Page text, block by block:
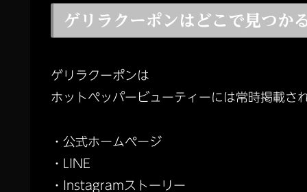
ゲリラクーポンはどこで見つか
ゲリラクーポンは
ホットペッパービューティーには常時掲載さ
・公式ホームページ
・LINE
・Instagramストーリー